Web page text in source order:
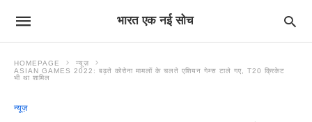
भारत एक नई सोच
HOMEPAGE
न्यूज़
ASIAN GAMES 2022: बढ़ते कोरोना मामलों के चलते एशियन गेम्स टाले गए, T20 क्रिकेट
भी था शामिल
न्यूज़